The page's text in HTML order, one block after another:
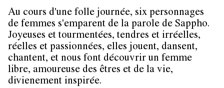
Au cours d'une folle journée, six personnages
de femmes s'emparent de la parole de Sappho.
Joyeuses et tourmentées, tendres et irréelles,
réelles et passionnées, elles jouent, dansent,
chantent, et nous font découvrir un femme
libre, amoureuse des êtres et de la vie,
divienement inspirée.